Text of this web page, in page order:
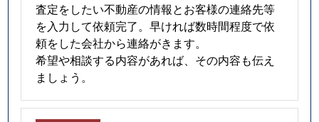
査定をしたい不動産の情報とお客様の連絡先等
を入力して依頼完了。早ければ数時間程度で依
頼をした会社から連絡がきます。
希望や相談する内容があれば、その内容も伝え
ましょう。